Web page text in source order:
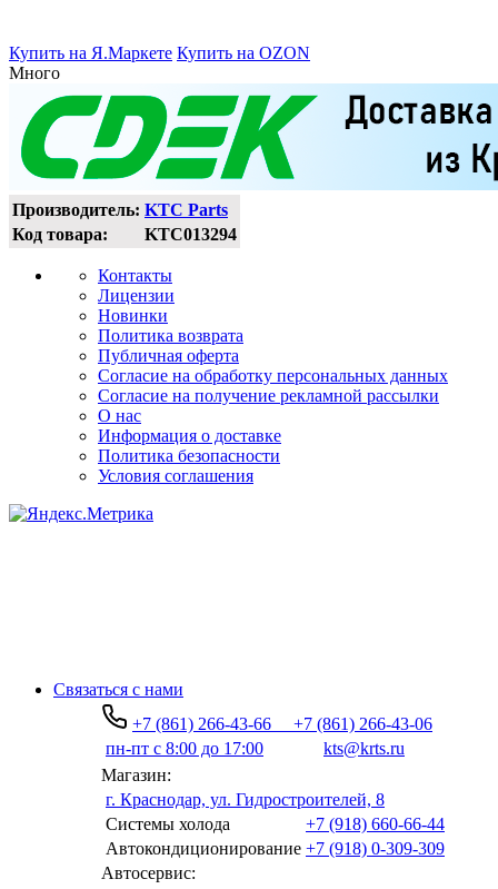
Купить на Я.Маркете Купить на OZON
Много
Производитель: KTC Parts
Код товара:
KTC013294
Контакты
Лицензии
Новинки
Политика возврата
Публичная оферта
Согласие на обработку персональных данных
Согласие на получение рекламной рассылки
О нас
Информация о доставке
Политика безопасности
Условия соглашения
Связаться с нами
+7 (861) 266-43-66
+7 (861) 266-43-06
пн-пт с 8:00 до 17:00
kts@krts.ru
Магазин:
г. Краснодар, ул. Гидростроителей, 8
Системы холода
+7 (918) 660-66-44
Автокондиционирование +7 (918) 0-309-309
Автосервис: